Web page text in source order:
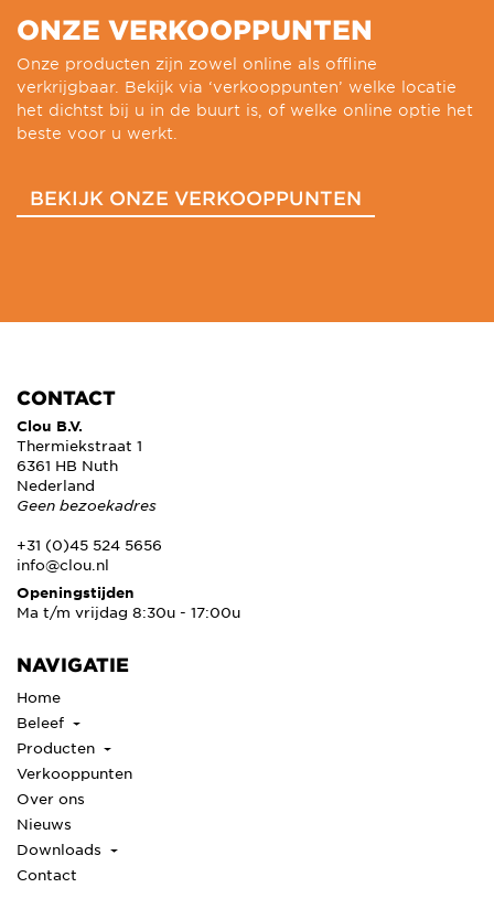
ONZE VERKOOPPUNTEN
Onze producten zijn zowel online als offline
verkrijgbaar. Bekijk via ‘verkooppunten’ welke locatie
het dichtst bij u in de buurt is, of welke online optie het
beste voor u werkt.
BEKIJK ONZE VERKOOPPUNTEN
CONTACT
Clou B.V.
Thermiekstraat 1
6361 HB Nuth
Nederland
Geen bezoekadres
+31 (0)45 524 5656
info@clou.nl
Openingstijden
Ma t/m vrijdag 8:30u - 17:00u
NAVIGATIE
Home
Beleef
Producten
Verkooppunten
Over ons
Nieuws
Downloads
Contact